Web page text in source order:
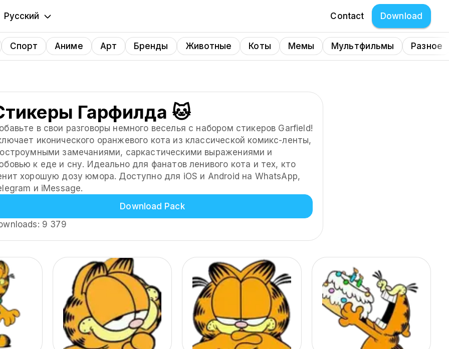
Русский
English
Português
Contact Download
Спорт Аниме Арт Бренды Животные Коты Мемы Мультфильмы Разное
Гарфилда 🐱
в свои разговоры немного веселья с набором стикеров Garfield!
иконического оранжевого кота из классической комикс-ленты,
замечаниями, саркастическими выражениями и
к еде и сну. Идеально для фанатов ленивого кота и тех, кто
хорошую дозу юмора. Доступно для iOS и Android на WhatsApp,
и iMessage.
Download Pack
9 379